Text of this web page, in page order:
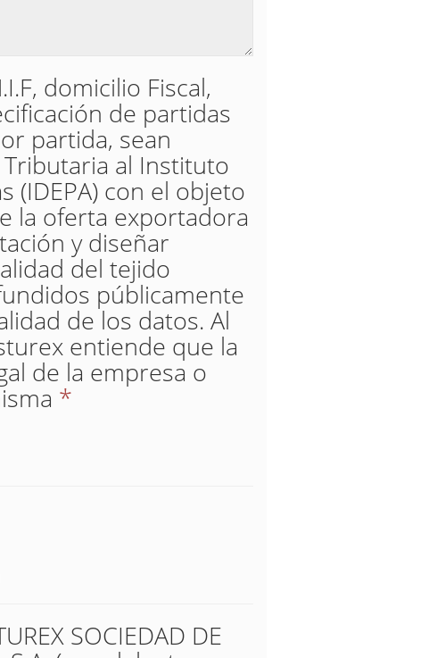
domicilio Fiscal,
de partidas
partida, sean
al Instituto
(IDEPA) con el objeto
la oferta exportadora
y diseñar
del tejido
públicamente
de los datos. Al
entiende que la
de la empresa o
*
SOCIEDAD DE